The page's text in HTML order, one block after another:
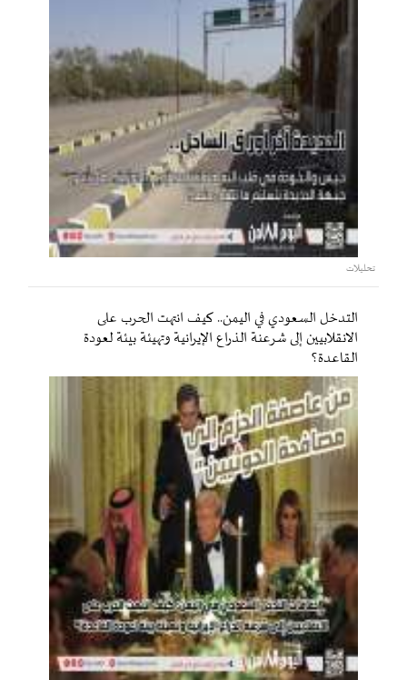
تحليلات
التدخل السعودي في اليمن.. كيف انتهت الحرب على
الانقلابيين إلى شرعنة الذراع الإيرانية وتهيئة بيئة لعودة
القاعدة؟